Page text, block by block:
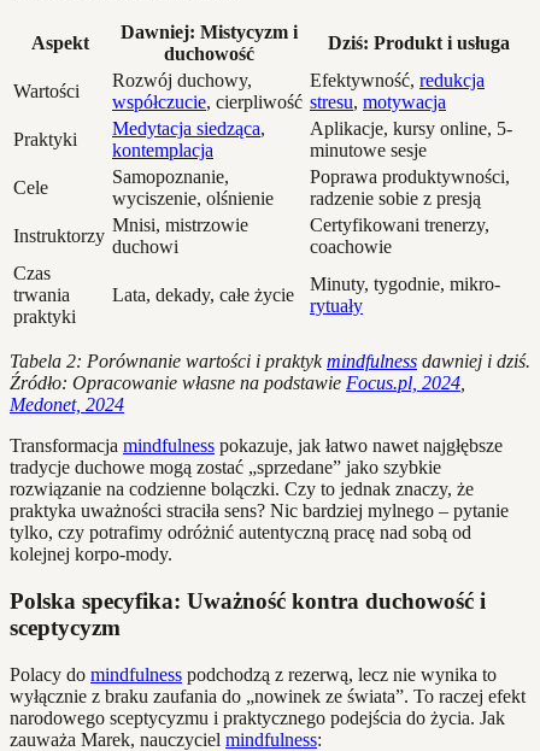
Aspekt
Dawniej: Mistycyzm i
duchowość
Dziś: Produkt i usługa
Wartości
Rozwój duchowy,
współczucie, cierpliwość
Efektywność, redukcja
stresu, motywacja
Praktyki
Medytacja siedząca,
kontemplacja
Aplikacje, kursy online, 5-
minutowe sesje
Cele
Samopoznanie,
wyciszenie, olśnienie
Poprawa produktywności,
radzenie sobie z presją
Instruktorzy
Mnisi, mistrzowie
duchowi
Certyfikowani trenerzy,
coachowie
Czas
trwania
praktyki
Lata, dekady, całe życie
Minuty, tygodnie, mikro-
rytuały
Tabela 2: Porównanie wartości i praktykmindfulness dawniej i dziś.
Źródło: Opracowanie własne na podstawie Focus.pl, 2024
Medonet, 2024
Transformacja mindfulness pokazuje, jak łatwo nawet najgłębsze
tradycje duchowe mogą zostać „sprzedane” jako szybkie
rozwiązanie na codzienne bolączki. Czy to jednak znaczy, że
praktyka uważności straciła sens? Nic bardziej mylnego – pytanie
tylko, czy potrafimy odróżnić autentyczną pracę nad sobą od
kolejnej korpo-mody.
Polska specyfika: Uważność kontra duchowość i
sceptycyzm
Polacy do mindfulness podchodzą z rezerwą, lecz nie wynika to
wyłącznie z braku zaufania do „nowinek ze świata”. To raczej efekt
narodowego sceptycyzmu i praktycznego podejścia do życia. Jak
zauważa Marek, nauczyciel mindfulness: